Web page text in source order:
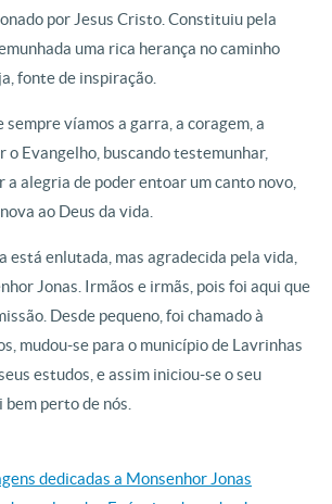
por Jesus Cristo. Constituiu pela
uma rica herança no caminho
fonte de inspiração.
sempre víamos a garra, a coragem, a
o Evangelho, buscando testemunhar,
alegria de poder entoar um canto novo,
ao Deus da vida.
está enlutada, mas agradecida pela vida,
Jonas. Irmãos e irmãs, pois foi aqui que
Desde pequeno, foi chamado à
mudou-se para o município de Lavrinhas
estudos, e assim iniciou-se o seu
perto de nós.
dedicadas a Monsenhor Jonas